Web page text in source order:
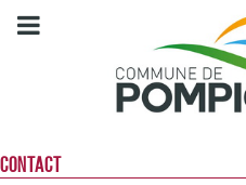
CONTACT